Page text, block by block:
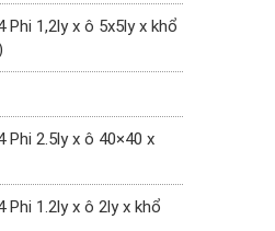
1,2ly x ô 5x5ly x khổ
Phi 2.5ly x ô 40×40 x
Phi 1.2ly x ô 2ly x khổ